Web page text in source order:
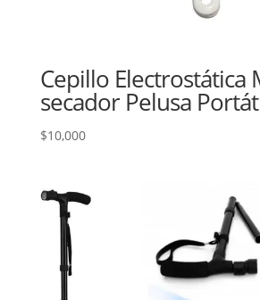
Cepillo Electrostática
secador Pelusa
$10,000